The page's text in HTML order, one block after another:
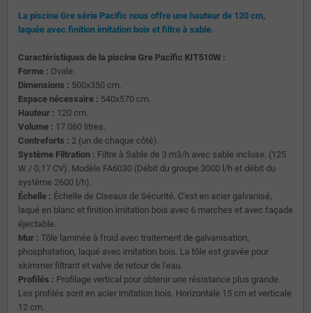
La piscine Gre série Pacific nous offre une hauteur de 120 cm,
laquée avec finition imitation bois et filtre à sable.
Caractéristiques de la piscine Gre Pacific KIT510W :
Forme : Ovale.
Dimensions : 500x350 cm.
Espace nécessaire : 540x570 cm.
Hauteur : 120 cm.
Volume : 17.060 litres.
Contreforts : 2 (un de chaque côté).
Système Filtration : Filtre à Sable de 3 m3/h avec sable incluse. (125
W / 0,17 CV). Modèle FA6030 (Débit du groupe 3000 l/h et débit du
système 2600 l/h).
Échelle : Échelle de Ciseaux de Sécurité. C'est en acier galvanisé,
laqué en blanc et finition imitation bois avec 6 marches et avec façade
éjectable.
Mur : Tôle laminée à froid avec traitement de galvanisation,
phosphatation, laqué avec imitation bois. La tôle est gravée pour
skimmer filtrant et valve de retour de l'eau.
Profilés : Profilage vertical pour obtenir une résistance plus grande.
Les profilés sont en acier imitation bois. Horizontale 15 cm et verticale
12 cm.